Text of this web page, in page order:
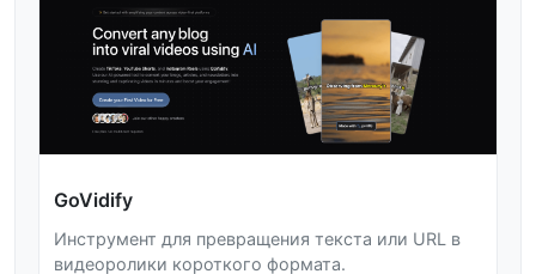
GoVidify
Инструмент для превращения текста или URL в
видеоролики короткого формата.